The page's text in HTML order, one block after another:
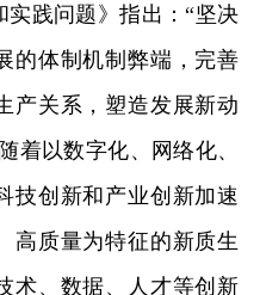
践问题》指出：“坚决
的体制机制弊端，完善
产关系，塑造发展新动
着以数字化、网络化、
技创新和产业创新加速
高质量为特征的新质生
术、数据、人才等创新